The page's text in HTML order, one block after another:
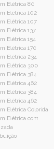
Elétrica 80
Elétrica 102
Elétrica 107
Elétrica 137
Elétrica 154
Elétrica 170
Elétrica 234
Elétrica 300
Elétrica 384
Elétrica 462
Elétrica 384
Elétrica 462
Elétrica Colorida
Elétrica com